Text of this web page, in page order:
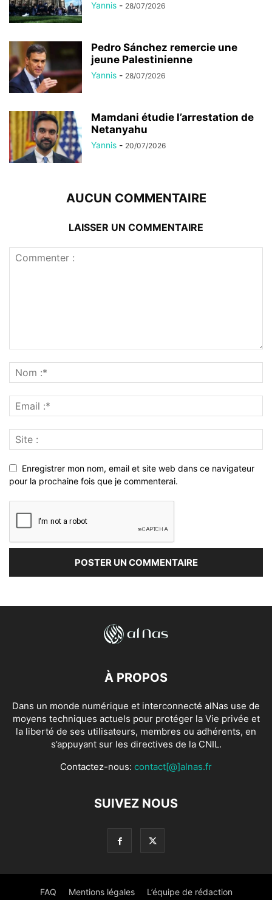
Yannis - 28/07/2026
Pedro Sánchez remercie une
jeune Palestinienne
Yannis - 28/07/2026
Mamdani étudie l’arrestation de
Netanyahu
Yannis - 20/07/2026
AUCUN COMMENTAIRE
LAISSER UN COMMENTAIRE
Enregistrer mon nom, email et site web dans ce navigateur
pour la prochaine fois que je commenterai.
À PROPOS
Dans un monde numérique et interconnecté alNas use de
moyens techniques actuels pour protéger la Vie privée et
la liberté de ses utilisateurs, membres ou adhérents, en
s’appuyant sur les directives de la CNIL.
Contactez-nous: contact[@]alnas.fr
SUIVEZ NOUS
FAQ Mentions légales L’équipe de rédaction